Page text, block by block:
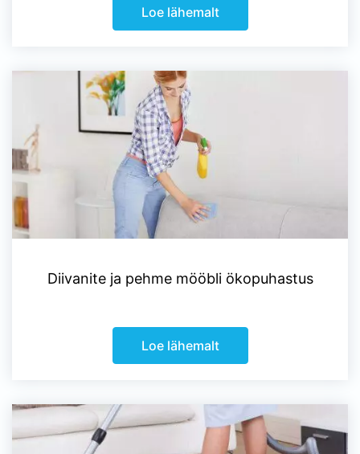
Loe lähemalt
Diivanite ja pehme mööbli ökopuhastus
Loe lähemalt